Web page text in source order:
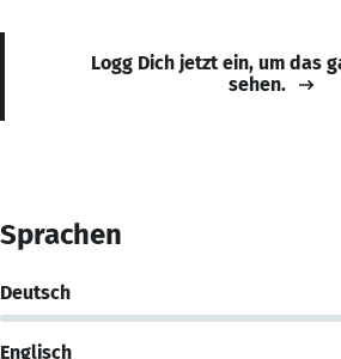
Logg Dich jetzt ein, um das
sehen.
Sprachen
Deutsch
Englisch